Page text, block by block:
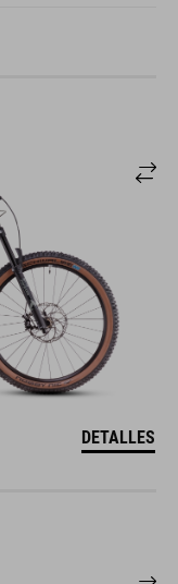
DETALLES